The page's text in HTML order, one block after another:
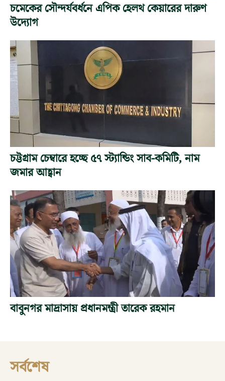
চমেকের সৌন্দর্যবর্ধনে এপিক হেলথ কেয়ারের দারুণ
উদ্যোগ
চট্টগ্রাম চেম্বারে হচ্ছে ৫৭ স্ট্যান্ডিং সাব-কমিটি, নাম
জমার আহ্বান
বাবুনগর মাদ্রাসায় প্রধানমন্ত্রী তারেক রহমান
সর্বশেষ